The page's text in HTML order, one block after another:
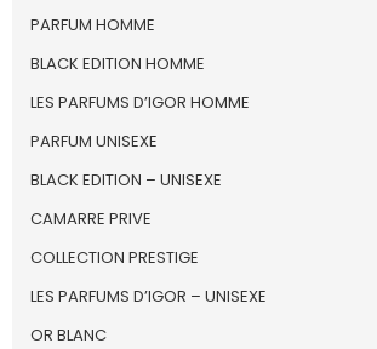
PARFUM HOMME
BLACK EDITION HOMME
LES PARFUMS D’IGOR HOMME
PARFUM UNISEXE
BLACK EDITION – UNISEXE
CAMARRE PRIVE
COLLECTION PRESTIGE
LES PARFUMS D’IGOR – UNISEXE
OR BLANC